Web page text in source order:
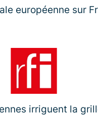
européenne sur
irriguent la